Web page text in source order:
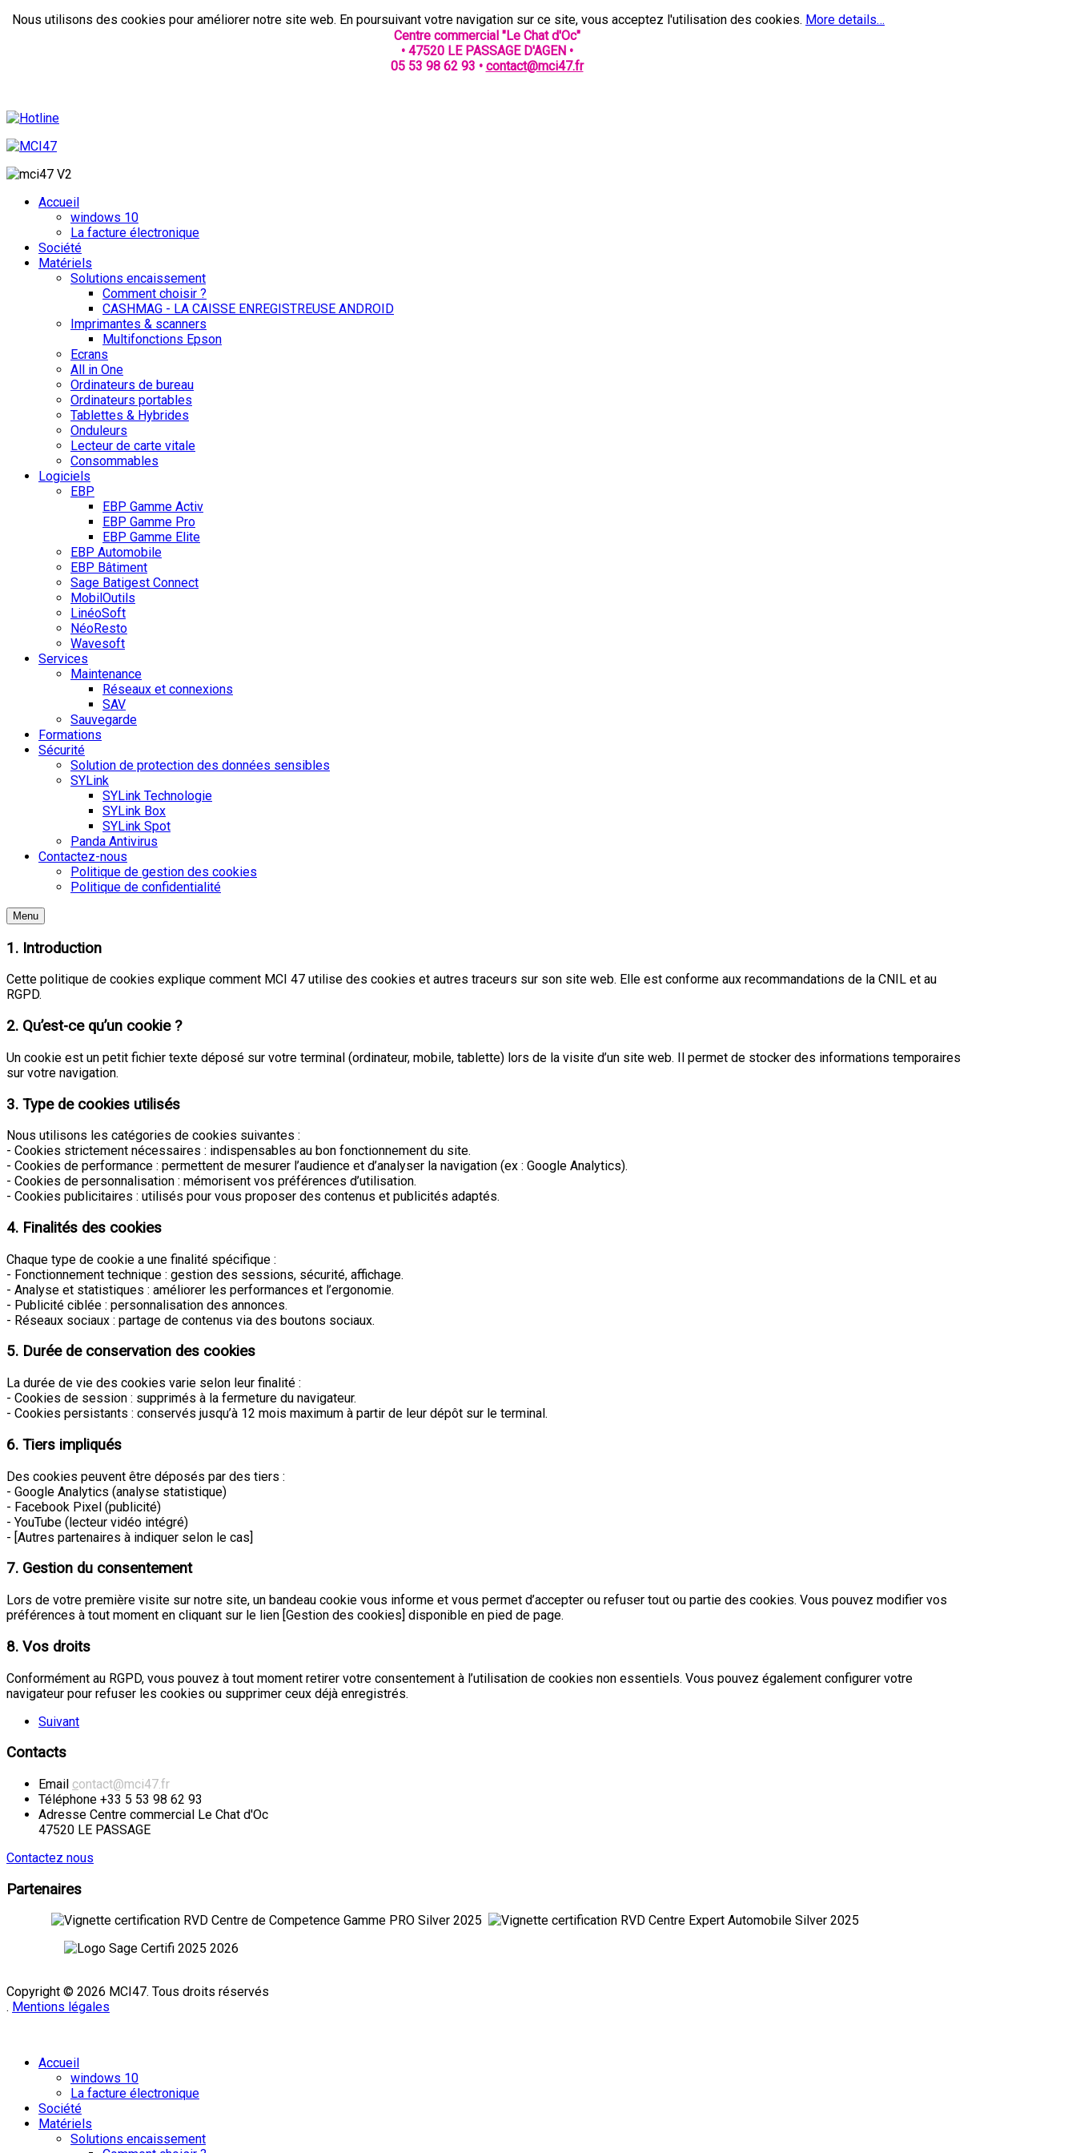
Centre commercial "Le Chat d'Oc"
• 47520 LE PASSAGE D'AGEN •
05 53 98 62 93 • contact@mci47.fr
Accueil
windows 10
La facture électronique
Société
Matériels
Solutions encaissement
Comment choisir ?
CASHMAG - LA CAISSE ENREGISTREUSE ANDROID
Imprimantes & scanners
Multifonctions Epson
Ecrans
All in One
Ordinateurs de bureau
Ordinateurs portables
Tablettes & Hybrides
Onduleurs
Lecteur de carte vitale
Consommables
Logiciels
EBP
EBP Gamme Activ
EBP Gamme Pro
EBP Gamme Elite
EBP Automobile
EBP Bâtiment
Sage Batigest Connect
MobilOutils
LinéoSoft
NéoResto
Wavesoft
Services
Maintenance
Réseaux et connexions
SAV
Sauvegarde
Formations
Sécurité
Solution de protection des données sensibles
SYLink
SYLink Technologie
SYLink Box
SYLink Spot
Panda Antivirus
Contactez-nous
Politique de gestion des cookies
Politique de confidentialité
Menu
1. Introduction
Cette politique de cookies explique comment MCI 47 utilise des cookies et autres traceurs sur son site web. Elle est conforme aux recommandations de la CNIL et au
RGPD.
2. Qu’est-ce qu’un cookie ?
Un cookie est un petit fichier texte déposé sur votre terminal (ordinateur, mobile, tablette) lors de la visite d’un site web. Il permet de stocker des informations temporaires
sur votre navigation.
3. Type de cookies utilisés
Nous utilisons les catégories de cookies suivantes :
- Cookies strictement nécessaires : indispensables au bon fonctionnement du site.
- Cookies de performance : permettent de mesurer l’audience et d’analyser la navigation (ex : Google Analytics).
- Cookies de personnalisation : mémorisent vos préférences d’utilisation.
- Cookies publicitaires : utilisés pour vous proposer des contenus et publicités adaptés.
4. Finalités des cookies
Chaque type de cookie a une finalité spécifique :
- Fonctionnement technique : gestion des sessions, sécurité, affichage.
- Analyse et statistiques : améliorer les performances et l’ergonomie.
- Publicité ciblée : personnalisation des annonces.
- Réseaux sociaux : partage de contenus via des boutons sociaux.
5. Durée de conservation des cookies
La durée de vie des cookies varie selon leur finalité :
- Cookies de session : supprimés à la fermeture du navigateur.
- Cookies persistants : conservés jusqu’à 12 mois maximum à partir de leur dépôt sur le terminal.
6. Tiers impliqués
Des cookies peuvent être déposés par des tiers :
- Google Analytics (analyse statistique)
- Facebook Pixel (publicité)
- YouTube (lecteur vidéo intégré)
- [Autres partenaires à indiquer selon le cas]
7. Gestion du consentement
Lors de votre première visite sur notre site, un bandeau cookie vous informe et vous permet d’accepter ou refuser tout ou partie des cookies. Vous pouvez modifier vos
préférences à tout moment en cliquant sur le lien [Gestion des cookies] disponible en pied de page.
8. Vos droits
Conformément au RGPD, vous pouvez à tout moment retirer votre consentement à l’utilisation de cookies non essentiels. Vous pouvez également configurer votre
navigateur pour refuser les cookies ou supprimer ceux déjà enregistrés.
Suivant
Contacts
Email contact@mci47.fr
Téléphone +33 5 53 98 62 93
Adresse Centre commercial Le Chat d'Oc
47520 LE PASSAGE
Contactez nous
Partenaires
Copyright © 2026 MCI47. Tous droits réservés
. Mentions légales
Accueil
windows 10
La facture électronique
Société
Matériels
Solutions encaissement
Nous utilisons des cookies pour améliorer notre site web. En poursuivant votre navigation sur ce site, vous acceptez l'utilisation des cookies. More details…